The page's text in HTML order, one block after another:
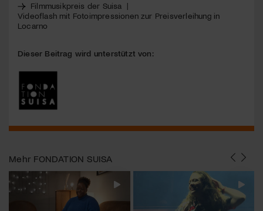
Filmmusikpreis der Suisa |
Videoflash mit Fotoimpressionen zur Preisverleihung in
Locarno
Dieser Beitrag wird unterstützt von:
Mehr FONDATION SUISA